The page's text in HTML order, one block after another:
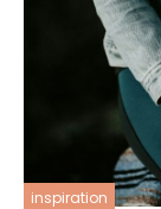
inspiration